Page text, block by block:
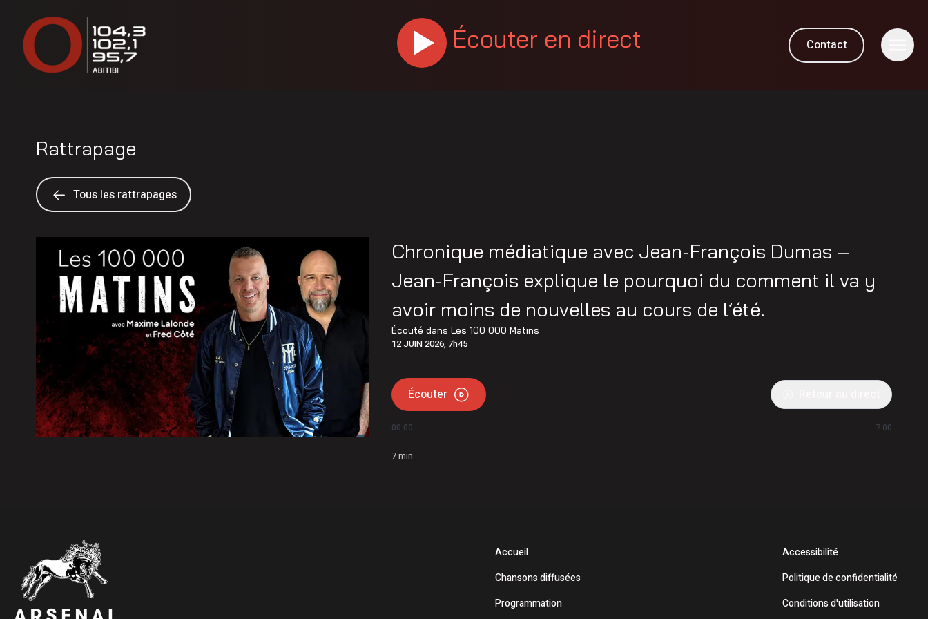
Écouter en direct Contact
Rattrapage
Tous les rattrapages
Chronique médiatique avec Jean-François Dumas –
Jean-François explique le pourquoi du comment il va y
avoir moins de nouvelles au cours de l’été.
Écouté dansLes 100 000 Matins
12 JUIN 2026, 7h45
Écouter
00:00 7:00
7min
Accueil
Chansons diffusées
Programmation
Accessibilité
Politique de confidentialité
Conditions d'utilisation